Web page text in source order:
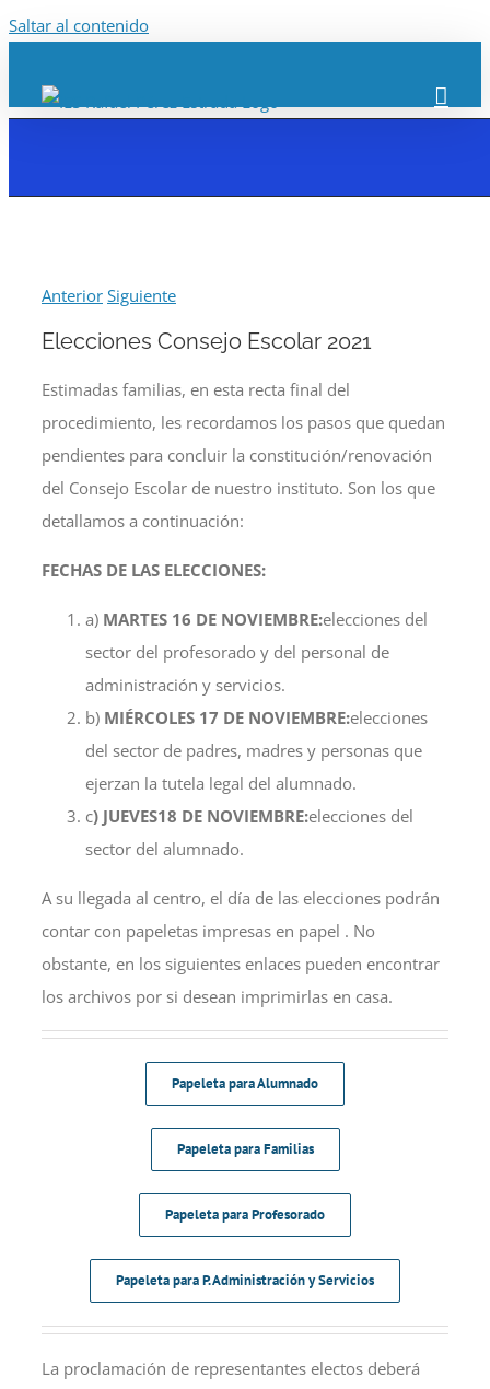
Saltar al contenido
Anterior Siguiente
Elecciones Consejo Escolar 2021
Estimadas familias, en esta recta final del
procedimiento, les recordamos los pasos que quedan
pendientes para concluir la constitución/renovación
del Consejo Escolar de nuestro instituto. Son los que
detallamos a continuación:
FECHAS DE LAS ELECCIONES:
a) MARTES 16 DE NOVIEMBRE:elecciones del
sector del profesorado y del personal de
administración y servicios.
b) MIÉRCOLES 17 DE NOVIEMBRE:elecciones
del sector de padres, madres y personas que
ejerzan la tutela legal del alumnado.
c) JUEVES18 DE NOVIEMBRE:elecciones del
sector del alumnado.
A su llegada al centro, el día de las elecciones podrán
contar con papeletas impresas en papel . No
obstante, en los siguientes enlaces pueden encontrar
los archivos por si desean imprimirlas en casa.
Papeleta para Alumnado
Papeleta para Familias
Papeleta para Profesorado
Papeleta para P. Administración y Servicios
La proclamación de representantes electos deberá